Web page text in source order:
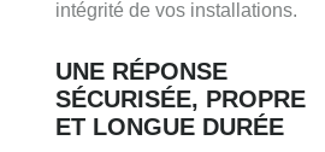
intégrité de vos installations.
UNE RÉPONSE
SÉCURISÉE, PROPRE
ET LONGUE DURÉE